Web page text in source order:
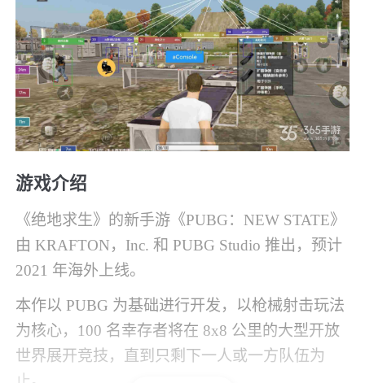
游戏介绍
《绝地求生》的新手游《PUBG：NEW STATE》
由 KRAFTON，Inc. 和 PUBG Studio 推出，预计
2021 年海外上线。
本作以 PUBG 为基础进行开发，以枪械射击玩法
为核心，100 名幸存者将在 8x8 公里的大型开放
世界展开竞技，直到只剩下一人或一方队伍为